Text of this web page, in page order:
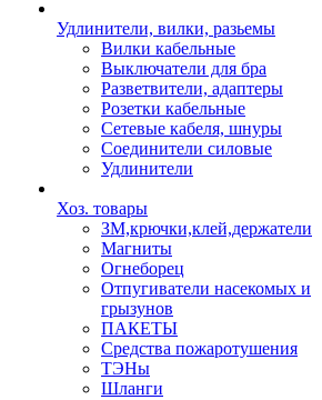
Удлинители, вилки, разьемы
Вилки кабельные
Выключатели для бра
Разветвители, адаптеры
Розетки кабельные
Сетевые кабеля, шнуры
Соединители силовые
Удлинители
Хоз. товары
ЗМ,крючки,клей,держатели
Магниты
Огнеборец
Отпугиватели насекомых и
грызунов
ПАКЕТЫ
Средства пожаротушения
ТЭНы
Шланги